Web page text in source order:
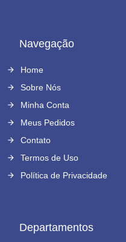
Navegação
Home
Sobre Nós
Minha Conta
Meus Pedidos
Contato
Termos de Uso
Política de Privacidade
Departamentos